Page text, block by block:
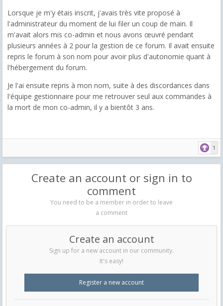
Lorsque je m'y étais inscrit, j'avais très vite proposé à
l'administrateur du moment de lui filer un coup de main. Il
m'avait alors mis co-admin et nous avons œuvré pendant
plusieurs années à 2 pour la gestion de ce forum. Il avait ensuite
repris le forum à son nom pour avoir plus d'autonomie quant à
l'hébergement du forum.
Je l'ai ensuite repris à mon nom, suite à des discordances dans
l'équipe gestionnaire pour me retrouver seul aux commandes à
la mort de mon co-admin, il y a bientôt 3 ans.
1
Create an account or sign in to
comment
You need to be a member in order to leave
a comment
Create an account
Sign up for a new account in our community.
It's easy!
Register a new account